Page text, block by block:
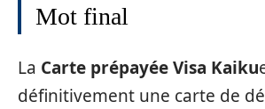
Mot final
La Carte prépayée Visa Kaiku
définitivement une carte de